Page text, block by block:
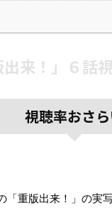
出来！」６話
視聴率おさ
「重版出来！」の実